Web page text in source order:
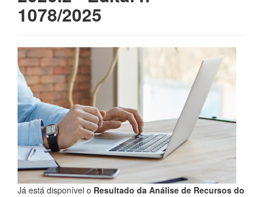
1078/2025
Já está disponível o Resultado da Análise de Recursos do